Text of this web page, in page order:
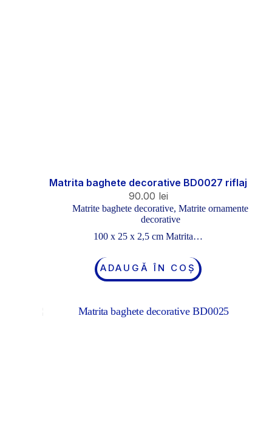
Matrita baghete decorative BD0027 riflaj
90.00 lei
Matrite baghete decorative, Matrite ornamente
decorative
100 x 25 x 2,5 cm Matrita…
ADAUGĂ ÎN COȘ